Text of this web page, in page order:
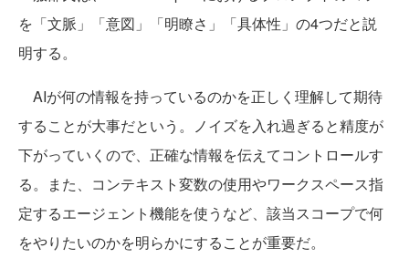
を「文脈」「意図」「明瞭さ」「具体性」の4つだと説
明する。
AIが何の情報を持っているのかを正しく理解して期待
することが大事だという。ノイズを入れ過ぎると精度が
下がっていくので、正確な情報を伝えてコントロールす
る。また、コンテキスト変数の使用やワークスペース指
定するエージェント機能を使うなど、該当スコープで何
をやりたいのかを明らかにすることが重要だ。